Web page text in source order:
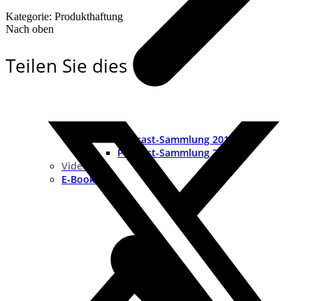
Podcast-Sammlung 2019
Podcast-Sammlung 2018
Videocast
E-Books
Kategorie: Produkthaftung
Nach oben
Teilen Sie dies